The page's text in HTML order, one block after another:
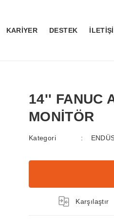
KARİYER DESTEK
14'' FANUC
MONİTÖR
Kategori
Karşılaştır